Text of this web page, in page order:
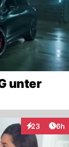
unter
23
Interaktionen
6h